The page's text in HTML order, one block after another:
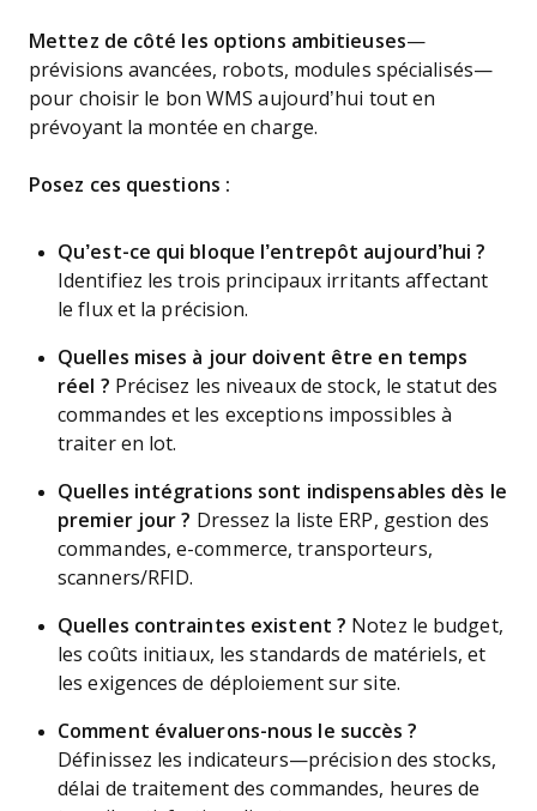
Mettez de côté les options ambitieuses—
prévisions avancées, robots, modules spécialisés—
pour choisir le bon WMS aujourd’hui tout en
prévoyant la montée en charge.
Posez ces questions :
Qu’est-ce qui bloque l’entrepôt aujourd’hui ?
Identifiez les trois principaux irritants affectant
le flux et la précision.
Quelles mises à jour doivent être en temps
réel ? Précisez les niveaux de stock, le statut des
commandes et les exceptions impossibles à
traiter en lot.
Quelles intégrations sont indispensables dès le
premier jour ? Dressez la liste ERP, gestion des
commandes, e-commerce, transporteurs,
scanners/RFID.
Quelles contraintes existent ? Notez le budget,
les coûts initiaux, les standards de matériels, et
les exigences de déploiement sur site.
Comment évaluerons-nous le succès ?
Définissez les indicateurs—précision des stocks,
délai de traitement des commandes, heures de